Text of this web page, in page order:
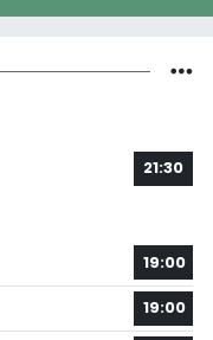
21:30
19:00
19:00